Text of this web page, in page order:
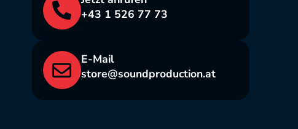
+43 1 526 77 73
E-Mail
store@soundproduction.at